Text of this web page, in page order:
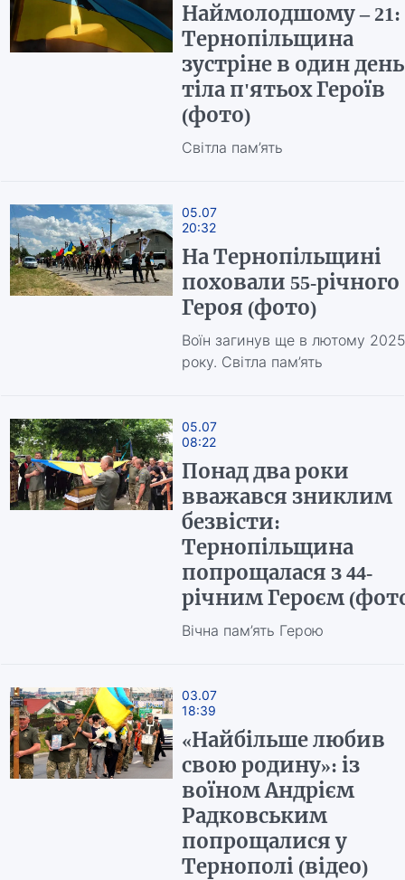
Наймолодшому – 21:
Тернопільщина
зустріне в один день
тіла п'ятьох Героїв
(фото)
Світла пам’ять
05.07
20:32
На Тернопільщині
поховали 55-річного
Героя (фото)
Воїн загинув ще в лютому 2025
року. Світла пам’ять
05.07
08:22
Понад два роки
вважався зниклим
безвісти:
Тернопільщина
попрощалася з 44-
річним Героєм
Вічна пам’ять Герою
03.07
18:39
«Найбільше любив
свою родину»: із
воїном Андрієм
Радковським
попрощалися у
Тернополі (відео)